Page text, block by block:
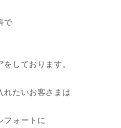
で
しております。
れたいお客さまは
フォートに